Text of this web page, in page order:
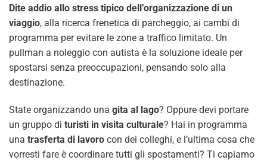
Dite addio allo stress tipico dell’organizzazione di un
viaggio, alla ricerca frenetica di parcheggio, ai cambi di
programma per evitare le zone a traffico limitato. Un
pullman a noleggio con autista è la soluzione ideale per
spostarsi senza preoccupazioni, pensando solo alla
destinazione.
State organizzando una gita al lago? Oppure devi portare
un gruppo di turisti in visita culturale? Hai in programma
una trasferta di lavoro con dei colleghi, e l’ultima cosa che
vorresti fare è coordinare tutti gli spostamenti? Ti capiamo